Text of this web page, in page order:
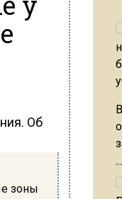
Об
зоны